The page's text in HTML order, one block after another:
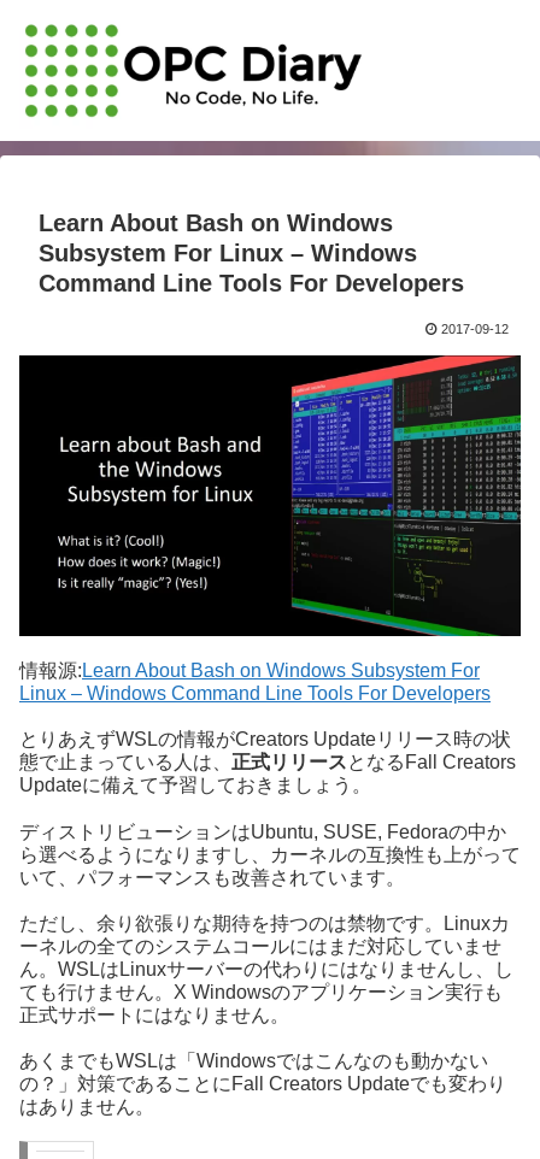
Learn About Bash on Windows
Subsystem For Linux – Windows
Command Line Tools For Developers
2017-09-12
情報源: Learn About Bash on Windows Subsystem For
Linux – Windows Command Line Tools For Developers
とりあえずWSLの情報がCreators Updateリリース時の状
態で止まっている人は、 正式リリースとなるFall Creators
Updateに備えて予習しておきましょう。
ディストリビューションはUbuntu, SUSE, Fedoraの中か
ら選べるようになりますし、カーネルの互換性も上がって
いて、パフォーマンスも改善されています。
ただし、余り欲張りな期待を持つのは禁物です。Linuxカ
ーネルの全てのシステムコールにはまだ対応していませ
ん。WSLはLinuxサーバーの代わりにはなりませんし、し
ても行けません。X Windowsのアプリケーション実行も
正式サポートにはなりません。
あくまでもWSLは「Windowsではこんなのも動かない
の？」対策であることにFall Creators Updateでも変わり
はありません。